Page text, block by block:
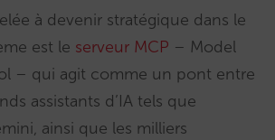
à devenir stratégique dans le
est le serveur MCP – Model
– qui agit comme un pont entre
assistants d’IA tels que
ainsi que les milliers